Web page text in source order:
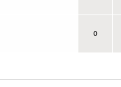
0